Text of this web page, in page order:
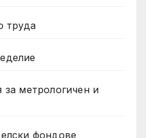
труда
метрологичен и
фондове